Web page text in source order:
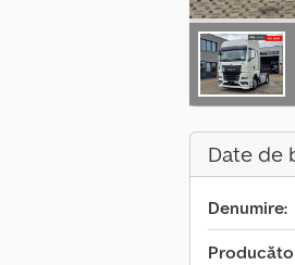
Date de
Denumire: